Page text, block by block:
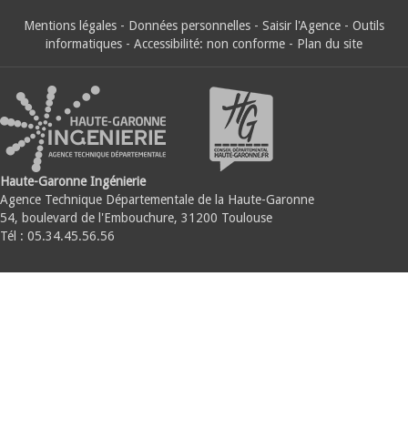
Mentions légales - Données personnelles - Saisir l'Agence - Outils
informatiques - Accessibilité: non conforme - Plan du site
Haute-Garonne Ingénierie
Agence Technique Départementale de la Haute-Garonne
54, boulevard de l'Embouchure, 31200 Toulouse
Tél : 05.34.45.56.56